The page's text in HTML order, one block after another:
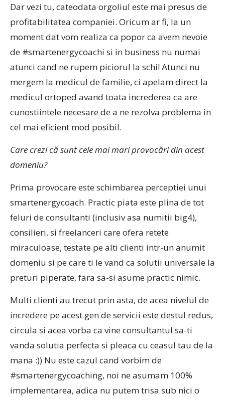
Dar vezi tu, cateodata orgoliul este mai presus de
profitabilitatea companiei. Oricum ar fi, la un
moment dat vom realiza ca popor ca avem nevoie
de #smartenergycoachi si in business nu numai
atunci cand ne rupem piciorul la schi! Atunci nu
mergem la medicul de familie, ci apelam direct la
medicul ortoped avand toata increderea ca are
cunostiintele necesare de a ne rezolva problema in
cel mai eficient mod posibil.
Care crezi că sunt cele mai mari provocări din acest
domeniu?
Prima provocare este schimbarea perceptiei unui
smartenergycoach. Practic piata este plina de tot
feluri de consultanti (inclusiv asa numitii big4),
consilieri, si freelanceri care ofera retete
miraculoase, testate pe alti clienti intr-un anumit
domeniu si pe care ti le vand ca solutii universale la
preturi piperate, fara sa-si asume practic nimic.
Multi clienti au trecut prin asta, de acea nivelul de
incredere pe acest gen de servicii este destul redus,
circula si acea vorba ca vine consultantul sa-ti
vanda solutia perfecta si pleaca cu ceasul tau de la
mana :)) Nu este cazul cand vorbim de
#smartenergycoaching, noi ne asumam 100%
implementarea, adica nu putem trisa sub nici o